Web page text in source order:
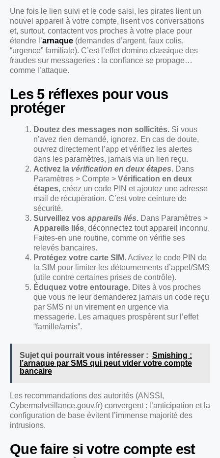
Une fois le lien suivi et le code saisi, les pirates lient un
nouvel appareil à votre compte, lisent vos conversations
et, surtout, contactent vos proches à votre place pour
étendre l’arnaque (demandes d’argent, faux colis,
“urgence” familiale). C’est l’effet domino classique des
fraudes sur messageries : la confiance se propage…
comme l’attaque.
Les 5 réflexes pour vous
protéger
Doutez des messages non sollicités. Si vous
n’avez rien demandé, ignorez. En cas de doute,
ouvrez directement l’app et vérifiez les alertes
dans les paramètres, jamais via un lien reçu.
Activez la vérification en deux étapes. Dans
Paramètres > Compte > Vérification en deux
étapes, créez un code PIN et ajoutez une adresse
mail de récupération. C’est votre ceinture de
sécurité.
Surveillez vos appareils liés. Dans Paramètres >
Appareils liés, déconnectez tout appareil inconnu.
Faites-en une routine, comme on vérifie ses
relevés bancaires.
Protégez votre carte SIM.Activez le code PIN de
la SIM pour limiter les détournements d’appel/SMS
(utile contre certaines prises de contrôle).
Éduquez votre entourage. Dites à vos proches
que vous ne leur demanderez jamais un code reçu
par SMS ni un virement en urgence via
messagerie. Les arnaques prospèrent sur l’effet
“famille/amis”.
Sujet qui pourrait vous intéresser : Smishing :
l’arnaque par SMS qui peut vider votre compte
bancaire
Les recommandations des autorités (ANSSI,
Cybermalveillance.gouv.fr) convergent : l’anticipation et la
configuration de base évitent l’immense majorité des
intrusions.
Que faire si votre compte est